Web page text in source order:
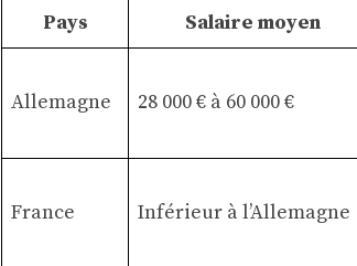
Pays Salaire moyen
Allemagne 28 000 € à 60 000 €
France Inférieur à l’Allemagne